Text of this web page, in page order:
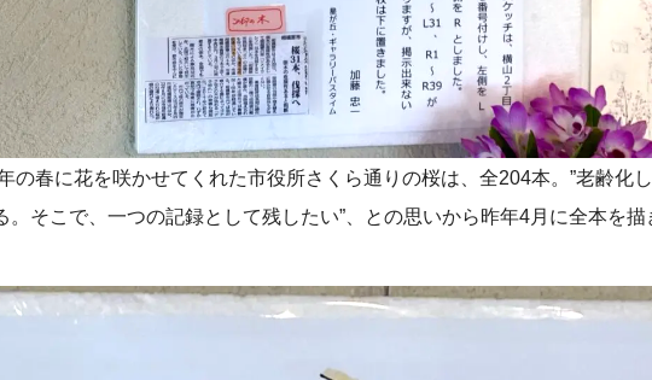
の春に花を咲かせてくれた市役所さくら通りの桜は、全204本。”老齢化
。そこで、一つの記録として残したい”、との思いから昨年4月に全本を描